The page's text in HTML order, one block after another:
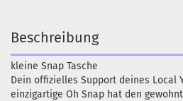
Beschreibung
kleine Snap Tasche
Dein offizielles Support deines Local
einzigartige Oh Snap hat den